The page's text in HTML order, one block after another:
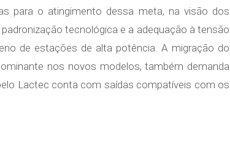
para o atingimento dessa meta, na visão dos
tecnológica e a adequação à tensão
de estações de alta potência. A migração do
nos novos modelos, também demanda
Lactec conta com saídas compatíveis com os